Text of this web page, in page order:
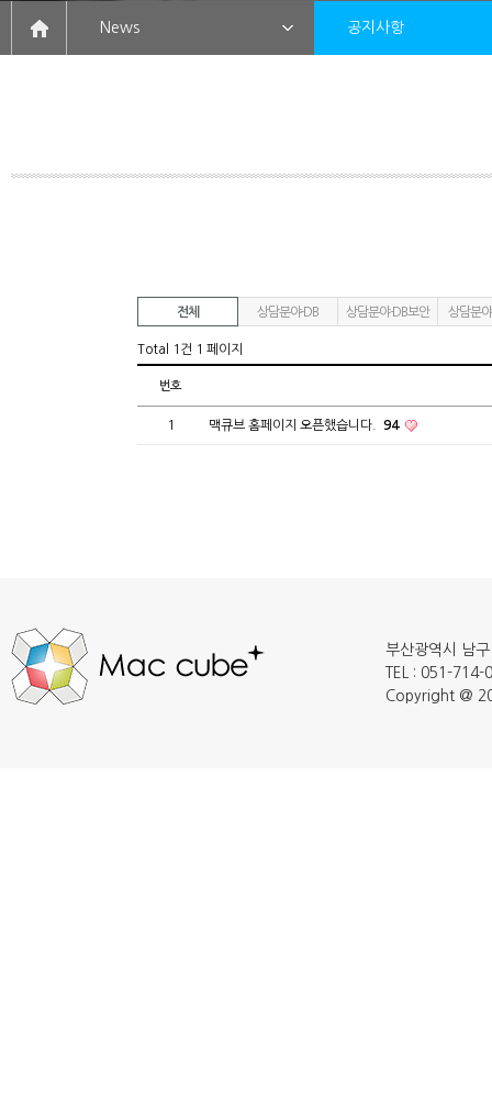
News 공지사항
전체 상담분야-DB 상담분야-DB보안 상담분
Total 1건 1 페이지
번호
1 맥큐브 홈페이지 오픈했습니다. 94
부산광역시 남
TEL : 051-
Copyright @